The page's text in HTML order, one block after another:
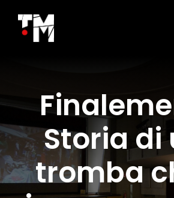
contenuto
LA SALA OGGI
AFFITTO SALAStoria di
tromba